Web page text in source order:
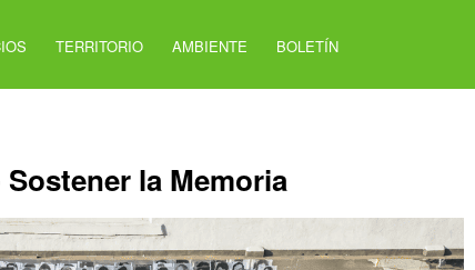
TERRITORIO AMBIENTE BOLETÍN
la Memoria